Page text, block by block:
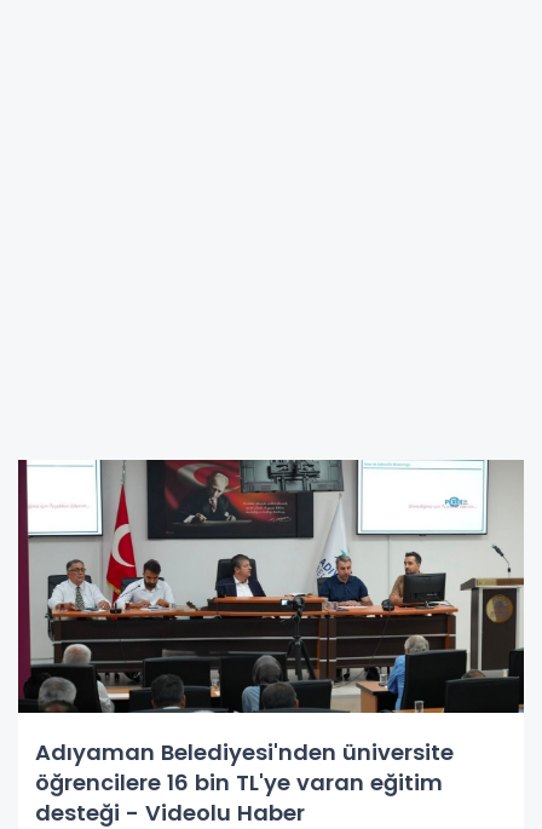
Adıyaman Belediyesi'nden üniversite
öğrencilere 16 bin TL'ye varan eğitim
desteği - Videolu Haber